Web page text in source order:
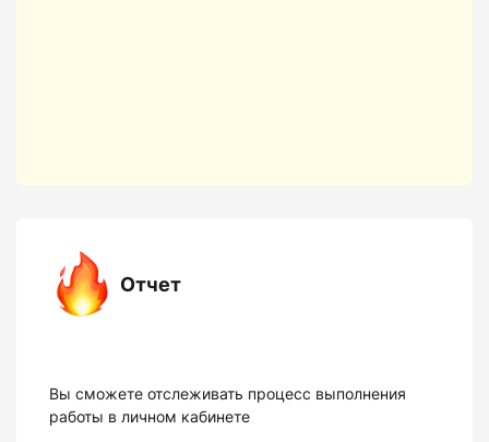
Отчет
Вы сможете отслеживать процесс выполнения
работы в личном кабинете